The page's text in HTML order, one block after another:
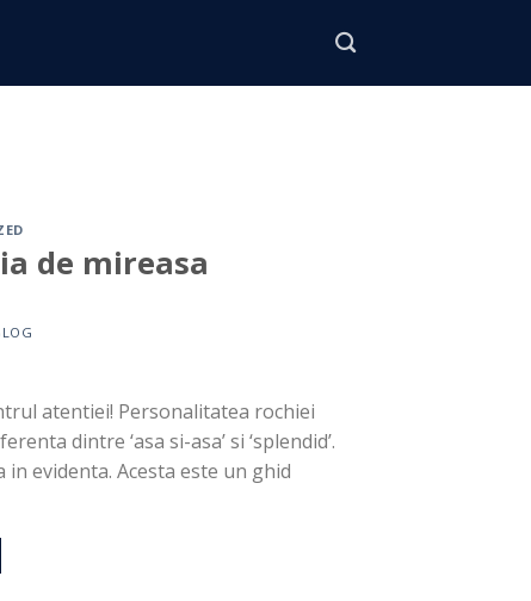
de mireasa
atentiei! Personalitatea rochiei
dintre ‘asa si-asa’ si ‘splendid’.
evidenta. Acesta este un ghid